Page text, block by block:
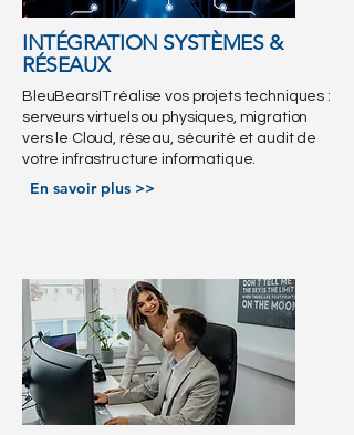
INTÉGRATION SYSTÈMES &
RÉSEAUX
BleuBearsIT réalise vos projets techniques :
serveurs virtuels ou physiques, migration
vers le Cloud, réseau, sécurité et audit de
votre infrastructure informatique.
En savoir plus >>